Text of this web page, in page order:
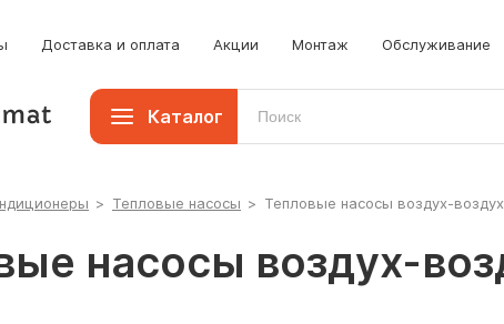
Доставка и оплата Акции Монтаж Обслуживание
Каталог
> Тепловые насосы > Тепловые насосы воздух-воздух
насосы воздух-